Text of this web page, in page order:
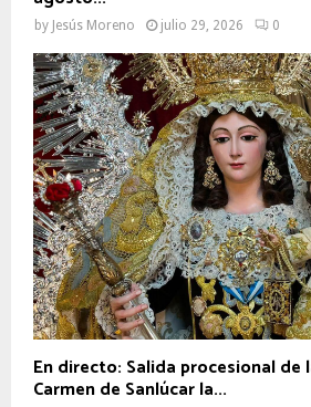
by Jesús Moreno julio 29, 2026 0
En directo: Salida procesional de
Carmen de Sanlúcar la...